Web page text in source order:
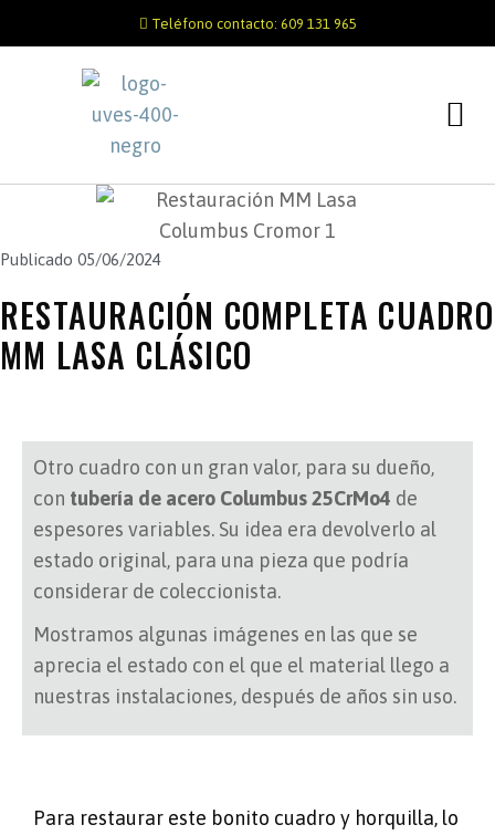
Teléfono contacto: 609 131 965
Publicado 05/06/2024
RESTAURACIÓN COMPLETA CUADRO
MM LASA CLÁSICO
Otro cuadro con un gran valor, para su dueño,
con tubería de acero Columbus 25CrMo4 de
espesores variables. Su idea era devolverlo al
estado original, para una pieza que podría
considerar de coleccionista.
Mostramos algunas imágenes en las que se
aprecia el estado con el que el material llego a
nuestras instalaciones, después de años sin uso.
Para restaurar este bonito cuadro y horquilla, lo